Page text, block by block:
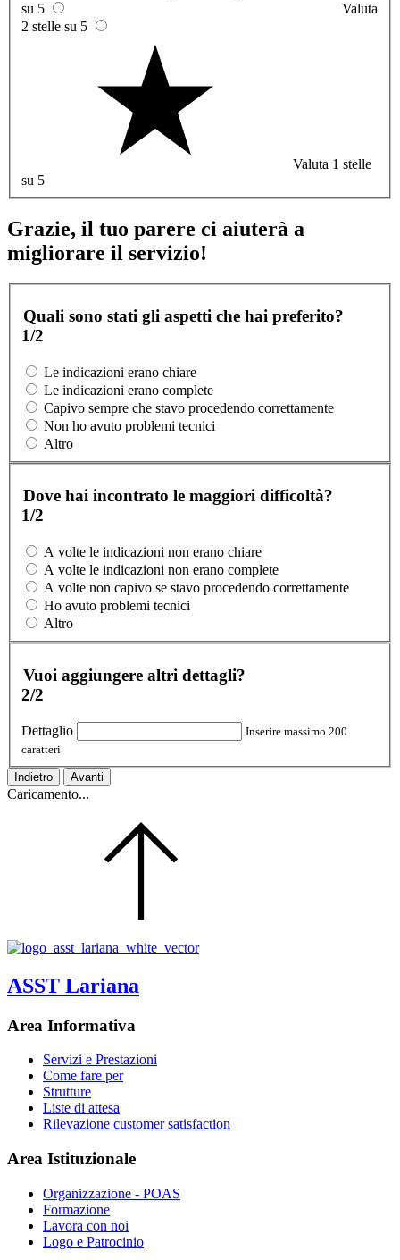
su 5
Valuta
2 stelle su 5
Valuta 1 stelle
su 5
Grazie, il tuo parere ci aiuterà a
migliorare il servizio!
Quali sono stati gli aspetti che hai preferito?
1/2
Le indicazioni erano chiare
Le indicazioni erano complete
Capivo sempre che stavo procedendo correttamente
Non ho avuto problemi tecnici
Altro
Dove hai incontrato le maggiori difficoltà?
1/2
A volte le indicazioni non erano chiare
A volte le indicazioni non erano complete
A volte non capivo se stavo procedendo correttamente
Ho avuto problemi tecnici
Altro
Vuoi aggiungere altri dettagli?
2/2
Dettaglio
Inserire massimo 200
caratteri
Indietro Avanti
Caricamento...
ASST Lariana
Area Informativa
Servizi e Prestazioni
Come fare per
Strutture
Liste di attesa
Rilevazione customer satisfaction
Area Istituzionale
Organizzazione - POAS
Formazione
Lavora con noi
Logo e Patrocinio